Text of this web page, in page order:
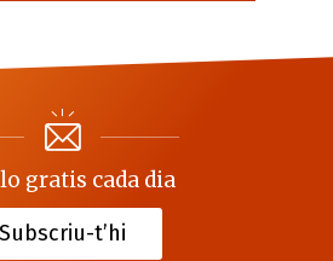
gratis cada dia
Subscriu-t’hi